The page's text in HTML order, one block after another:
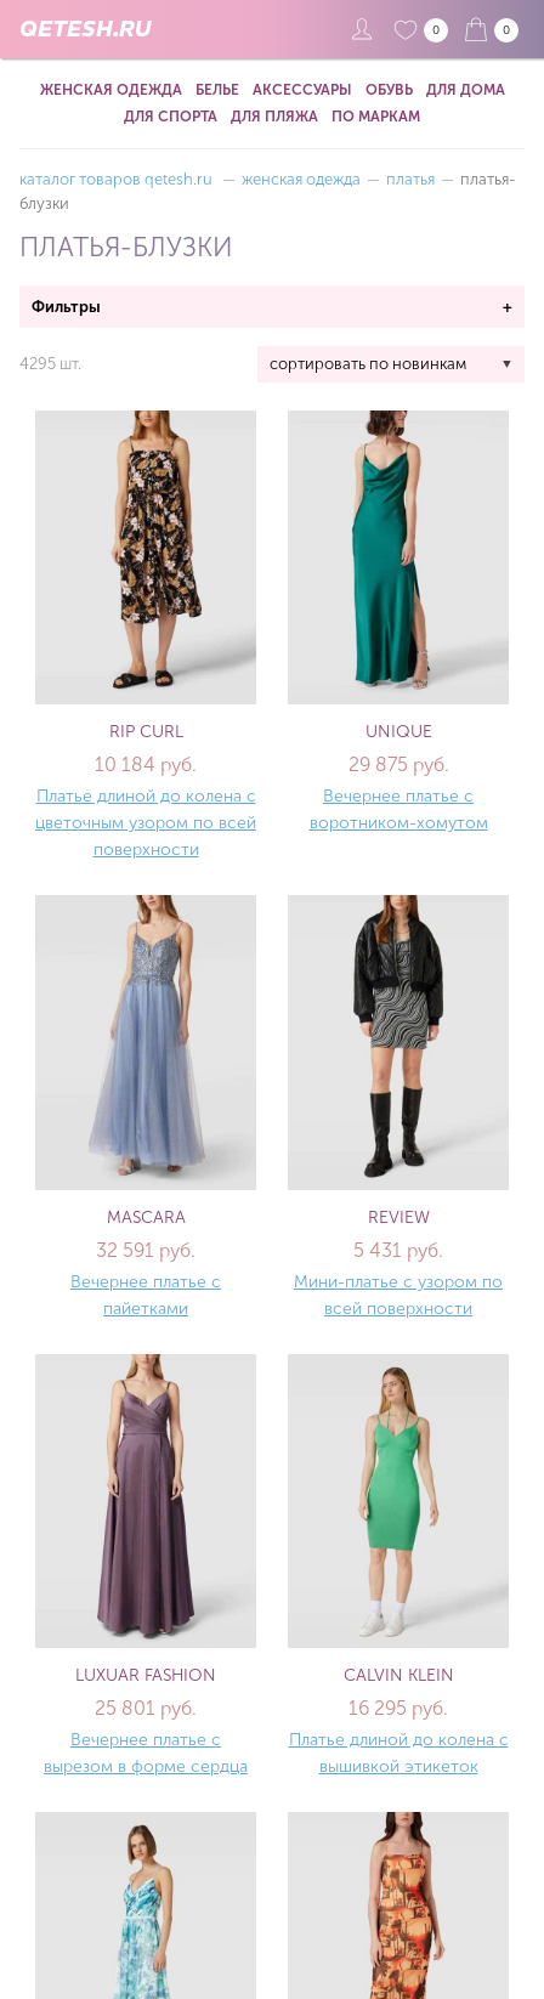
QETESH.RU 0 0
ЖЕНСКАЯ ОДЕЖДА БЕЛЬЕ АКСЕССУАРЫ ОБУВЬ
ДЛЯ ДОМА
ДЛЯ СПОРТА
ДЛЯ ПЛЯЖА ПО МАРКАМ
каталог товаров qetesh.ru — женская одежда — платья — платья-
блузки
ПЛАТЬЯ-БЛУЗКИ
Фильтры +
4295 шт. сортировать по новинкам
RIP CURL
10 184 руб.
Платье длиной до колена с
цветочным узором по всей
поверхности
UNIQUE
29 875 руб.
Вечернее платье с
воротником-хомутом
MASCARA
32 591 руб.
Вечернее платье с
пайетками
REVIEW
5 431 руб.
Мини-платье с узором по
всей поверхности
LUXUAR FASHION
25 801 руб.
Вечернее платье с
вырезом в форме сердца
CALVIN KLEIN
16 295 руб.
Платье длиной до колена с
вышивкой этикеток